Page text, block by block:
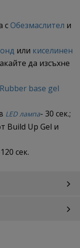
сОбезмаслител и
или киселинен
да изсъхне
Rubber base gel
LED лампа- 30 сек.;
Build Up Gel и
сек.